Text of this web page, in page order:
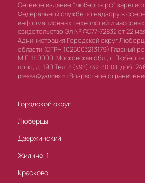
Сетевое издание "люберцы.рф"
Федеральной службе по надзору в
информационных технологий и
свидетельство Эл № ФС77-72832 от 22
Администрация Городской округ
области (ОГРН 1025003213179) Главный
М.Е. 140000, Московская обл., г.
пр-кт, д. 190 Тел. 8 (498) 732-80-08, доб.
pressa@yandex.ru Возрастное
Городской округ
Люберцы
Дзержинский
Жилино-1
Красково